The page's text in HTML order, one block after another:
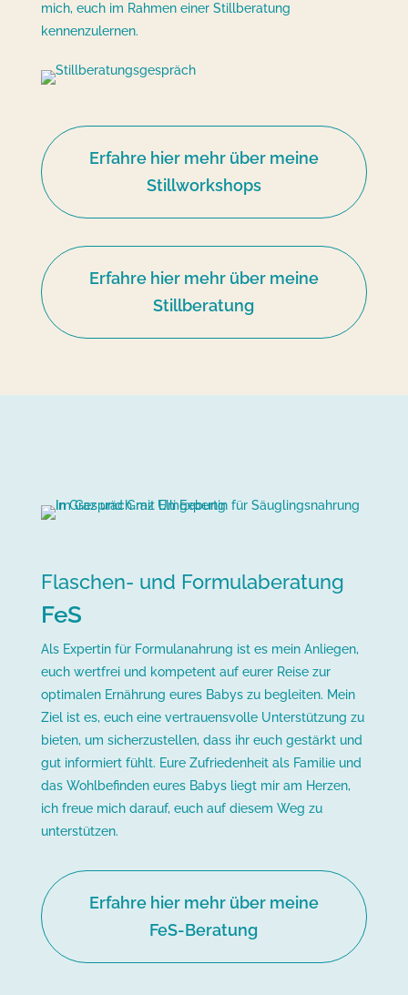
mich, euch im Rahmen einer Stillberatung
kennenzulernen.
Erfahre hier mehr über meine
Stillworkshops
Erfahre hier mehr über meine
Stillberatung
Flaschen- und Formulaberatung
FeS
Als Expertin für Formulanahrung ist es mein Anliegen,
euch wertfrei und kompetent auf eurer Reise zur
optimalen Ernährung eures Babys zu begleiten. Mein
Ziel ist es, euch eine vertrauensvolle Unterstützung zu
bieten, um sicherzustellen, dass ihr euch gestärkt und
gut informiert fühlt. Eure Zufriedenheit als Familie und
das Wohlbefinden eures Babys liegt mir am Herzen,
ich freue mich darauf, euch auf diesem Weg zu
unterstützen.
Erfahre hier mehr über meine
FeS-Beratung